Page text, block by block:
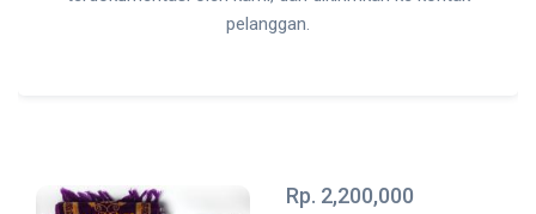
pelanggan.
Rp. 2,200,000